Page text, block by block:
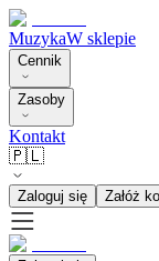
MuzykaW sklepie
Cennik
Zasoby
Kontakt
🇵🇱
Zaloguj się Załóż